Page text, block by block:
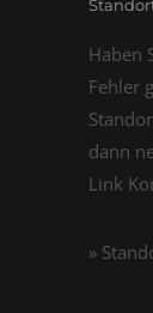
Haben
Fehler
dann
Link
»